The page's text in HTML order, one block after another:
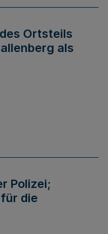
Ortsteils
als
Polizei;
die